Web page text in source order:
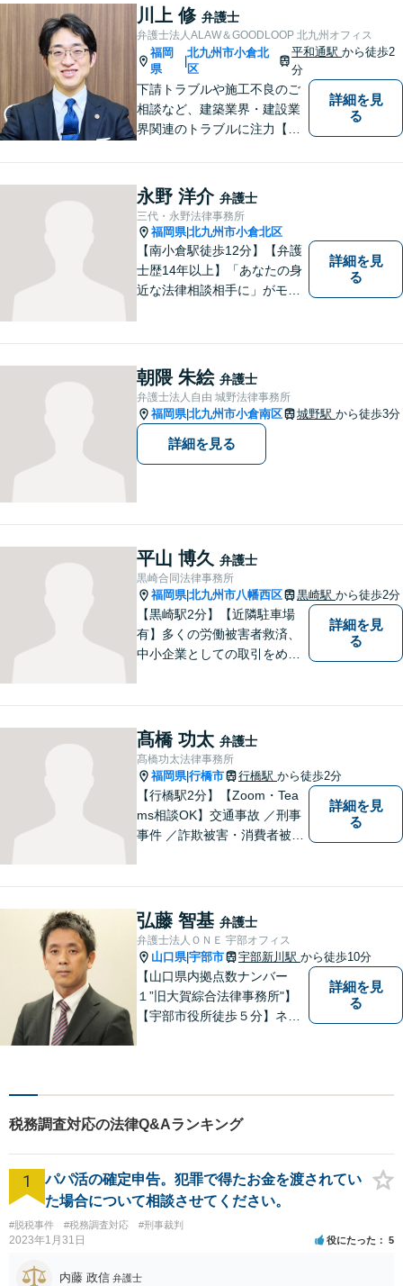
会話のキャッチボールを積み
重ねながら解決へと動いてま
いります。【韓国語対応可】
川上 修 弁護士
弁護士法人ALAW＆GOODLOOP 北九州オフィス
福岡
県
|
北九州市小倉北
区
平和通駅から徒歩2
分
下請トラブルや施工不良のご
相談など、建築業界・建設業
界関連のトラブルに注力【企
祥事対応、顧問契約など企業
のご相談はお任せください
【夜間・休日対応可】M&A、
株式発行も対応【小倉駅3分】
詳細を見
る
永野 洋介 弁護士
三代・永野法律事務所
福岡県|北九州市小倉北区
【南小倉駅徒歩12分】【弁護
士歴14年以上】「あなたの身
近な法律相談相手に」がモッ
事故、債務整理等、個人が抱
える問題に注力しております
ので、お気軽にご相談くださ
いませ。【駐車場あり】
詳細を見
る
朝隈 朱絵 弁護士
弁護士法人自由 城野法律事務所
福岡県|北九州市小倉南区 城野駅 から徒歩3分
詳細を見る
平山 博久 弁護士
黒崎合同法律事務所
福岡県|北九州市八幡西区 黒崎駅 から徒歩2分
【黒崎駅2分】【近隣駐車場
有】多くの労働被害者救済、
中小企業としての取引をめぐ
イスを行うことができます。
どんなことでもお気軽にご相
談ください。
詳細を見
る
髙橋 功太 弁護士
髙橋功太法律事務所
福岡県|行橋市 行橋駅 から徒歩2分
【行橋駅2分】【Zoom・Tea
ms相談OK】交通事故 ／刑事
事件 ／詐欺被害・消費者被害
す。英語対応OK！【専用駐車
場あり】
詳細を見
る
弘藤 智基 弁護士
弁護士法人ＯＮＥ 宇部オフィス
山口県|宇部市 宇部新川駅 から徒歩10分
【山口県内拠点数ナンバー
１”旧大賀綜合法律事務所"】
【宇部市役所徒歩５分】ネッ
相談ください。
詳細を見
る
税務調査対応の法律Q&Aランキング
1
パパ活の確定申告。犯罪で得たお金を渡されてい
た場合について相談させてください。
#脱税事件 #税務調査対応 #刑事裁判
2023年1月31日 役にたった 5
内藤 政信 弁護士